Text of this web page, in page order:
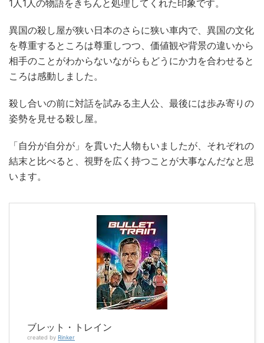
1人1人の物語をきちんと処理してくれた印象です。
異国の殺し屋が狭い日本のさらに狭い車内で、異国の文化
を尊重するところは尊重しつつ、価値観や背景の違いから
相手のことがわからないながらもどうにか力を合わせると
ころは感動しました。
殺し合いの前に対話を試みる主人公、最後には歩み寄りの
姿勢を見せる殺し屋。
「自分が自分が」を貫いた人物もいましたが、それぞれの
結末と比べると、視野を広く持つことが大事なんだなと思
います。
ブレット・トレイン
created by Rinker